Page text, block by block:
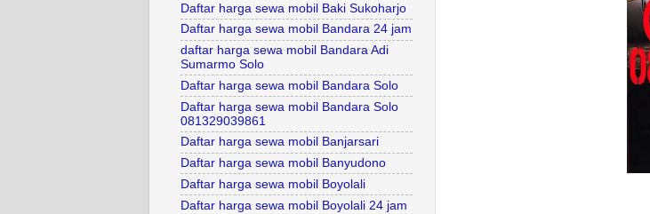
Daftar harga sewa mobil Baki Sukoharjo
Daftar harga sewa mobil Bandara 24 jam
daftar harga sewa mobil Bandara Adi
Sumarmo Solo
Daftar harga sewa mobil Bandara Solo
Daftar harga sewa mobil Bandara Solo
081329039861
Daftar harga sewa mobil Banjarsari
Daftar harga sewa mobil Banyudono
Daftar harga sewa mobil Boyolali
Daftar harga sewa mobil Boyolali 24 jam